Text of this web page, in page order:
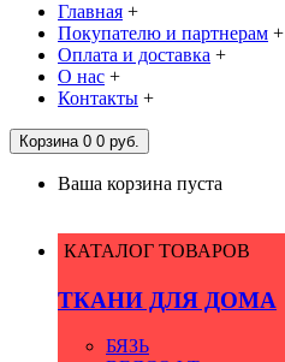
Главная +
Покупателю и партнерам +
Оплата и доставка +
О нас +
Контакты +
Корзина 0 0 руб.
Ваша корзина пуста
КАТАЛОГ ТОВАРОВ
ТКАНИ ДЛЯ ДОМА
БЯЗЬ